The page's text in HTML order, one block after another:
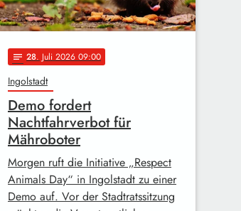
notes 28. Juli 2026 09:00
Ingolstadt
Demo fordert
Nachtfahrverbot für
Mähroboter
Morgen ruft die Initiative „Respect
Animals Day“ in Ingolstadt zu einer
Demo auf. Vor der Stadtratssitzung